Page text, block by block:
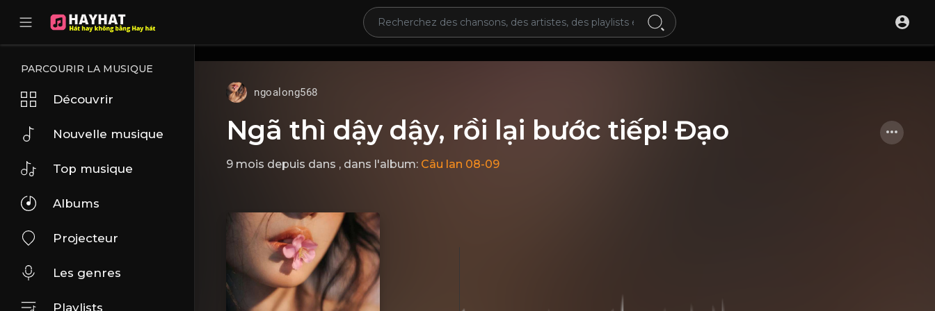
PARCOURIR LA MUSIQUE
Découvrir
Nouvelle musique
Top musique
Albums
Projecteur
Les genres
Playlists
ngoalong568
Ngã thì dậy dậy, rồi lại bước tiếp! Đạo
9 mois depuis dans , dans l'album: Câu lan 08-09